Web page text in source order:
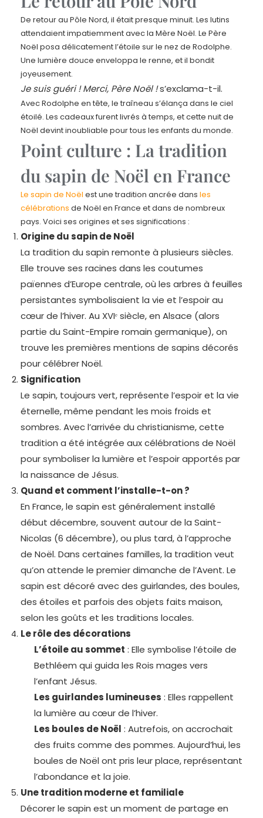
De retour au Pôle Nord, il était presque minuit. Les lutins
attendaient impatiemment avec la Mère Noël. Le Père
Noël posa délicatement l’étoile sur le nez de Rodolphe.
Une lumière douce enveloppa le renne, et il bondit
joyeusement.
Je suis guéri ! Merci, Père Noël !s’exclama-t-il.
Avec Rodolphe en tête, le traîneau s’élança dans le ciel
étoilé. Les cadeaux furent livrés à temps, et cette nuit de
Noël devint inoubliable pour tous les enfants du monde.
Point culture : La tradition
du sapin de Noël en France
Le sapin de Noël est une tradition ancrée dans les
célébrations de Noël en France et dans de nombreux
pays. Voici ses origines et ses significations :
Origine du sapin de Noël
La tradition du sapin remonte à plusieurs siècles.
Elle trouve ses racines dans les coutumes
païennes d’Europe centrale, où les arbres à feuilles
persistantes symbolisaient la vie et l’espoir au
cœur de l’hiver. Au XVIᵉ siècle, en Alsace (alors
partie du Saint-Empire romain germanique), on
trouve les premières mentions de sapins décorés
pour célébrer Noël.
Signification
Le sapin, toujours vert, représente l’espoir et la vie
éternelle, même pendant les mois froids et
sombres. Avec l’arrivée du christianisme, cette
tradition a été intégrée aux célébrations de Noël
pour symboliser la lumière et l’espoir apportés par
la naissance de Jésus.
Quand et comment l’installe-t-on ?
En France, le sapin est généralement installé
début décembre, souvent autour de la Saint-
Nicolas (6 décembre), ou plus tard, à l’approche
de Noël. Dans certaines familles, la tradition veut
qu’on attende le premier dimanche de l’Avent. Le
sapin est décoré avec des guirlandes, des boules,
des étoiles et parfois des objets faits maison,
selon les goûts et les traditions locales.
Le rôle des décorations
L’étoile au sommet : Elle symbolise l’étoile de
Bethléem qui guida les Rois mages vers
l’enfant Jésus.
Les guirlandes lumineuses : Elles rappellent
la lumière au cœur de l’hiver.
Les boules de Noël : Autrefois, on accrochait
des fruits comme des pommes. Aujourd’hui, les
boules de Noël ont pris leur place, représentant
l’abondance et la joie.
Une tradition moderne et familiale
Décorer le sapin est un moment de partage en